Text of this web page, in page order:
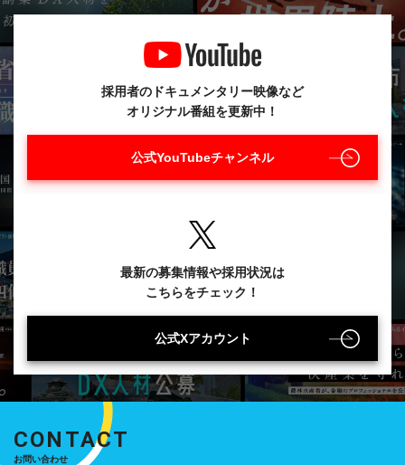
採用者のドキュメンタリー映像など
オリジナル番組を更新中！
公式YouTubeチャンネル
最新の募集情報や採用状況は
こちらをチェック！
公式Xアカウント
CONTACT
お問い合わせ